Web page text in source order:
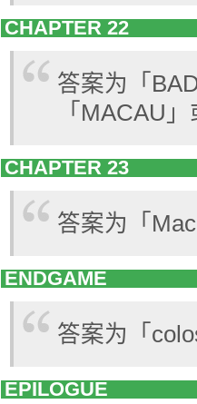
CHAPTER 22
答案为「
「MACAU
CHAPTER 23
答案为「
ENDGAME
答案为「
EPILOGUE